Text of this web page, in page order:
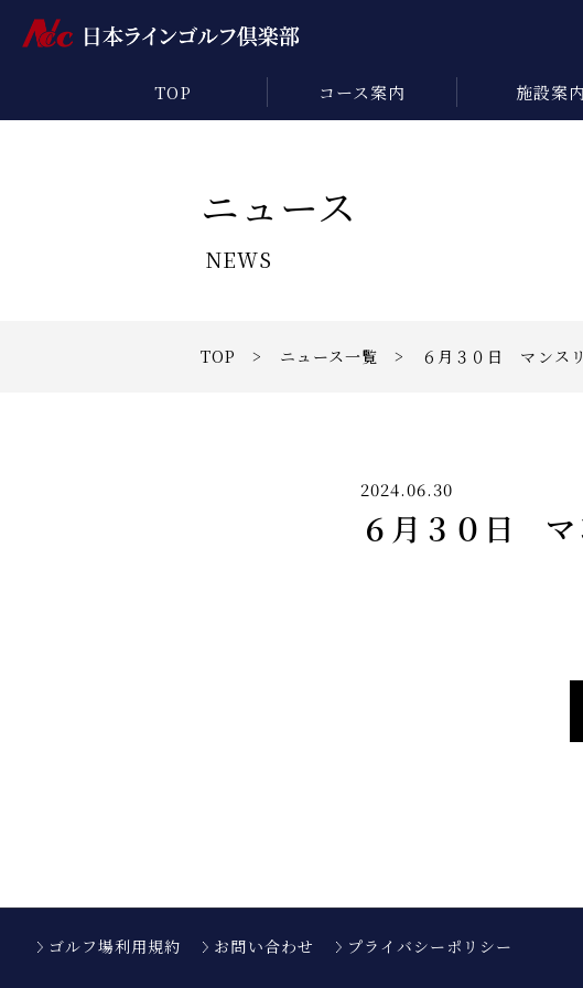
TOP コース案内 施設案内
ニュース
NEWS
TOP > ニュース一覧 > ６月３０日 マンスリ
2024.06.30
６月３０日 マ
ゴルフ場利用規約 お問い合わせ プライバシーポリシー